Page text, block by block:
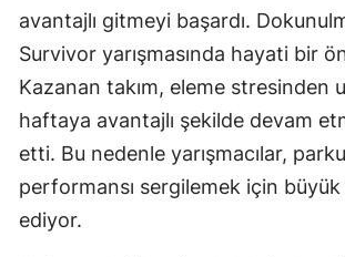
avantajlı gitmeyi başardı.
Survivor yarışmasında hayati bir
Kazanan takım, eleme stresinden
haftaya avantajlı şekilde devam
etti. Bu nedenle yarışmacılar,
performansı sergilemek için
ediyor.